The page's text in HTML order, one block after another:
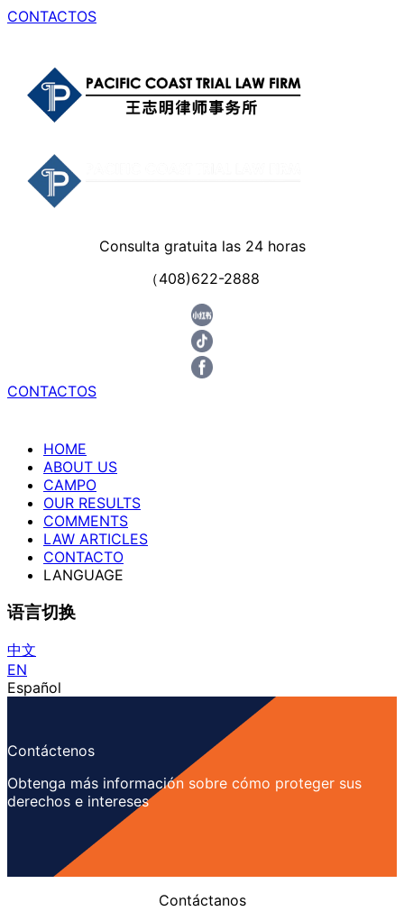
CONTACTOS
Consulta gratuita las 24 horas
（408)622-2888
CONTACTOS
HOME
ABOUT US
CAMPO
OUR RESULTS
COMMENTS
LAW ARTICLES
CONTACTO
LANGUAGE
语言切换
中文
EN
Español
Contáctenos
Obtenga más información sobre cómo proteger sus
derechos e intereses
Contáctanos